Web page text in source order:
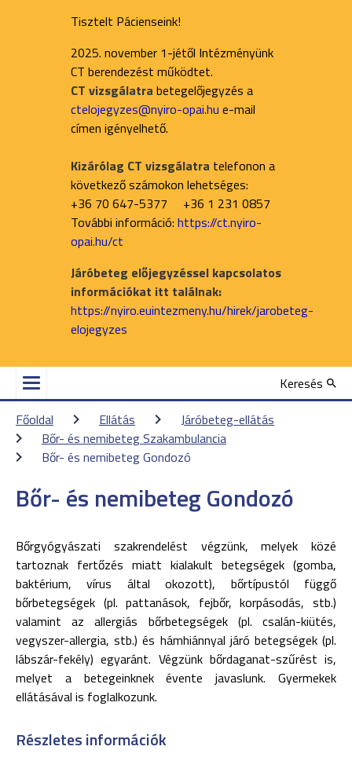
Tisztelt Pácienseink!
2025. november 1-jétől Intézményünk
CT berendezést működtet.
CT vizsgálatra betegelőjegyzés a
ctelojegyzes@nyiro-opai.hu e-mail
címen igényelhető.
Kizárólag CT vizsgálatra telefonon a
következő számokon lehetséges:
+36 70 647-5377 +36 1 231 0857
További információ: https://ct.nyiro-
opai.hu/ct
Járóbeteg előjegyzéssel kapcsolatos
információkat itt találnak:
https://nyiro.euintezmeny.hu/hirek/jarobeteg-
elojegyzes
Keresés
Főoldal
Ellátás
Járóbeteg-ellátás
Bőr- és nemibeteg Szakambulancia
Bőr- és nemibeteg Gondozó
Bőr- és nemibeteg Gondozó
Bőrgyógyászati szakrendelést végzünk, melyek közé
tartoznak fertőzés miatt kialakult betegségek (gomba,
baktérium, vírus által okozott), bőrtípustól függő
bőrbetegségek (pl. pattanások, fejbőr, korpásodás, stb.)
valamint az allergiás bőrbetegségek (pl. csalán-kiütés,
vegyszer-allergia, stb.) és hámhiánnyal járó betegségek (pl.
lábszár-fekély) egyaránt. Végzünk bőrdaganat-szűrést is,
melyet a betegeinknek évente javaslunk. Gyermekek
ellátásával is foglalkozunk.
Részletes információk